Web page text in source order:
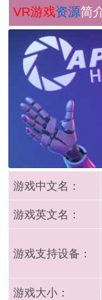
VR游戏资源简
游戏中文名：
游戏英文名：
游戏支持设备：
游戏大小：